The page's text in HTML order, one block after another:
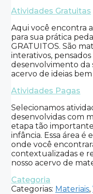
Atividades Gratuitas
Aqui você encontra
para sua prática
GRATUITOS. São
interativos,
desenvolvimento da
acervo de ideias
Atividades Pagas
Selecionamos
desenvolvidas com
etapa tão
infância. Essa área é
onde você
contextualizadas e
nosso acervo de
Categoria
Categorias: Materiais,